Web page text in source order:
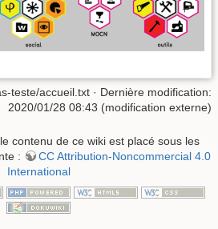
teste/accueil.txt · Dernière modification:
2020/01/28 08:43 (modification externe)
contenu de ce wiki est placé sous les
:
CC Attribution-Noncommercial 4.0
International